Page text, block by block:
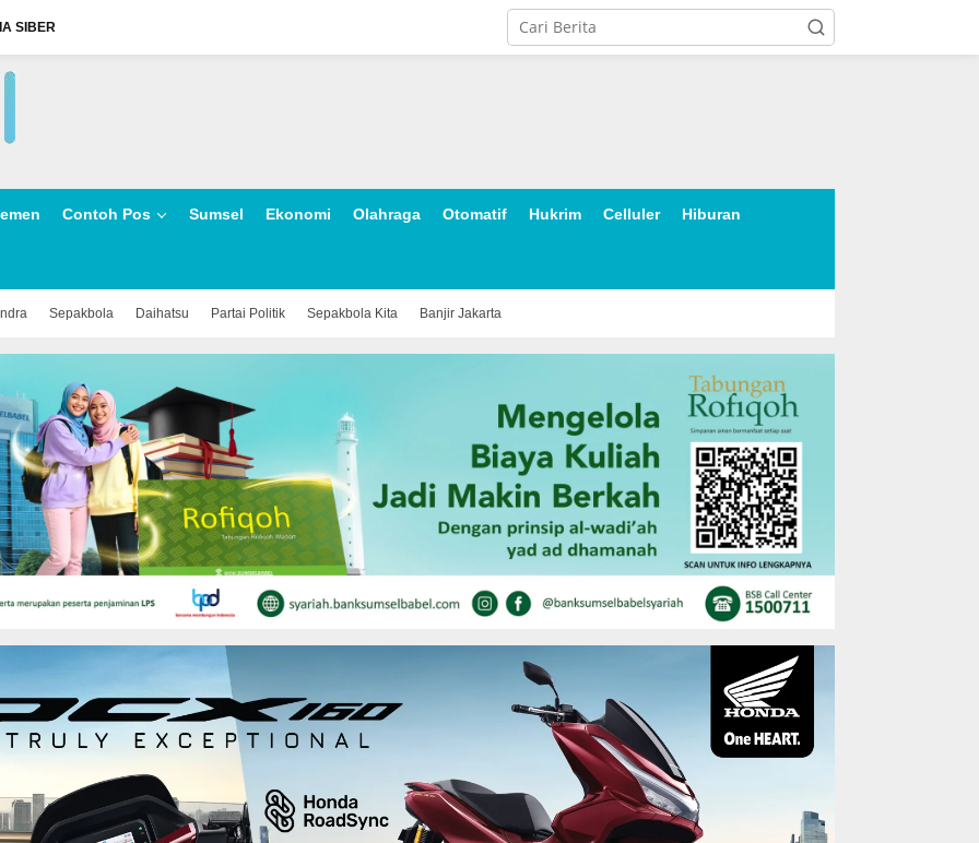
SIBER
Contoh Pos Sumsel Ekonomi Olahraga Otomatif Hukrim Celluler Hiburan
Sepakbola Daihatsu Partai Politik Sepakbola Kita Banjir Jakarta